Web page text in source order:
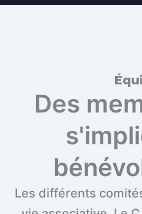
Des
Les différents